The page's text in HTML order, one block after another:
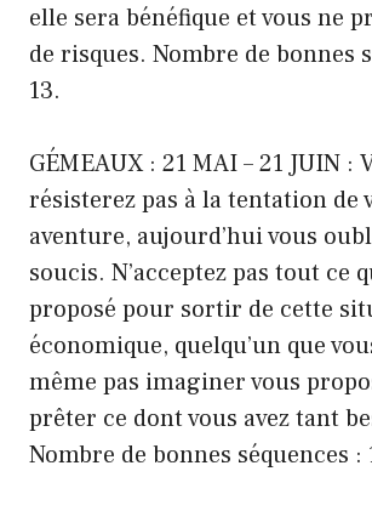
elle sera bénéfique et vous ne
de risques. Nombre de bonnes
13.
GÉMEAUX : 21 MAI – 21 JUIN :
résisterez pas à la tentation de
aventure, aujourd’hui vous
soucis. N’acceptez pas tout ce
proposé pour sortir de cette
économique, quelqu’un que
même pas imaginer vous
prêter ce dont vous avez tant
Nombre de bonnes séquences :